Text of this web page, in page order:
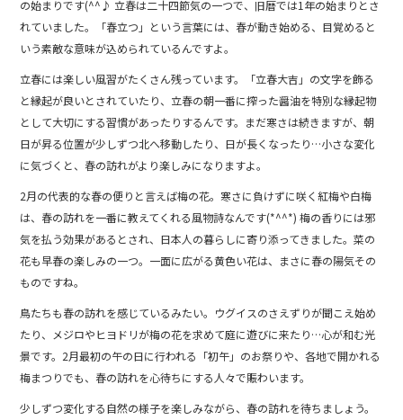
e
b
o
o
k
の始まりです(^^♪ 立春は二十四節気の一つで、旧暦では1年の始まりとさ
れていました。「春立つ」という言葉には、春が動き始める、目覚めると
いう素敵な意味が込められているんですよ。
立春には楽しい風習がたくさん残っています。「立春大吉」の文字を飾る
と縁起が良いとされていたり、立春の朝一番に搾った醤油を特別な縁起物
として大切にする習慣があったりするんです。まだ寒さは続きますが、朝
日が昇る位置が少しずつ北へ移動したり、日が長くなったり…小さな変化
に気づくと、春の訪れがより楽しみになりますよ。
2月の代表的な春の便りと言えば梅の花。寒さに負けずに咲く紅梅や白梅
は、春の訪れを一番に教えてくれる風物詩なんです(*^^*) 梅の香りには邪
気を払う効果があるとされ、日本人の暮らしに寄り添ってきました。菜の
花も早春の楽しみの一つ。一面に広がる黄色い花は、まさに春の陽気その
ものですね。
鳥たちも春の訪れを感じているみたい。ウグイスのさえずりが聞こえ始め
たり、メジロやヒヨドリが梅の花を求めて庭に遊びに来たり…心が和む光
景です。2月最初の午の日に行われる「初午」のお祭りや、各地で開かれる
梅まつりでも、春の訪れを心待ちにする人々で賑わいます。
少しずつ変化する自然の様子を楽しみながら、春の訪れを待ちましょう。